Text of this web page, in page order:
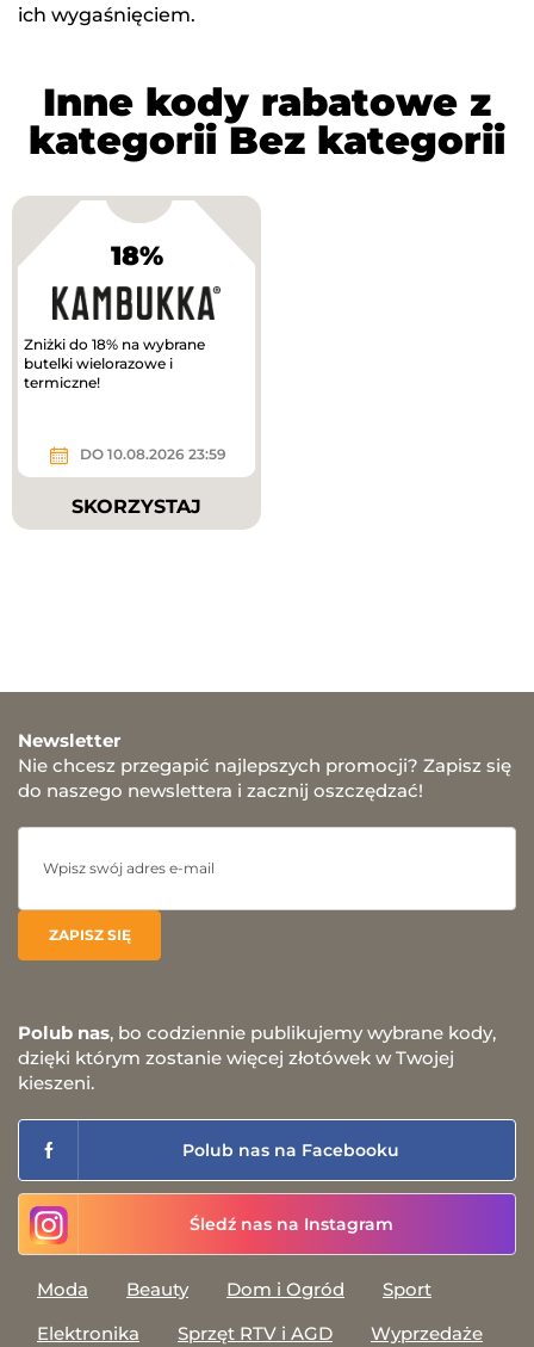
ich wygaśnięciem.
Inne kody rabatowe z
kategorii Bez kategorii
18%
Zniżki do 18% na wybrane
butelki wielorazowe i
termiczne!
DO 10.08.2026 23:59
SKORZYSTAJ
Newsletter
Nie chcesz przegapić najlepszych promocji? Zapisz się
do naszego newslettera i zacznij oszczędzać!
Polub nas, bo codziennie publikujemy wybrane kody,
dzięki którym zostanie więcej złotówek w Twojej
kieszeni.
Polub nas na Facebooku
Śledź nas na Instagram
Moda Beauty Dom i Ogród
Sport
Elektronika
Sprzęt RTV i AGD
Wyprzedaże